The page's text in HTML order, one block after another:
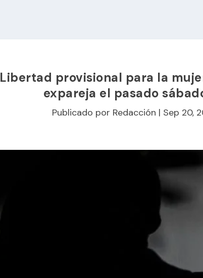
Libertad provisional para la
expareja el pasado
Publicado por Redacción | Sep 20,